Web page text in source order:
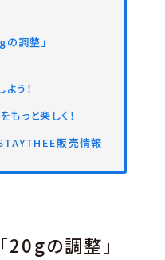
の調整」
う！
っと楽しく！
販売情報
20gの調整」